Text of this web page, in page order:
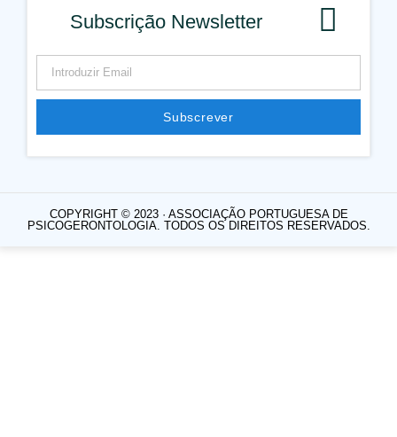
Subscrição Newsletter
Subscrever
COPYRIGHT © 2023 · ASSOCIAÇÃO PORTUGUESA DE
PSICOGERONTOLOGIA. TODOS OS DIREITOS RESERVADOS.